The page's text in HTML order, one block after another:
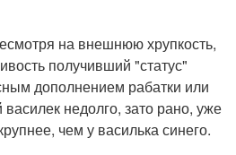
на внешнюю хрупкость,
получивший "статус"
дополнением рабатки или
недолго, зато рано, уже
чем у василька синего.